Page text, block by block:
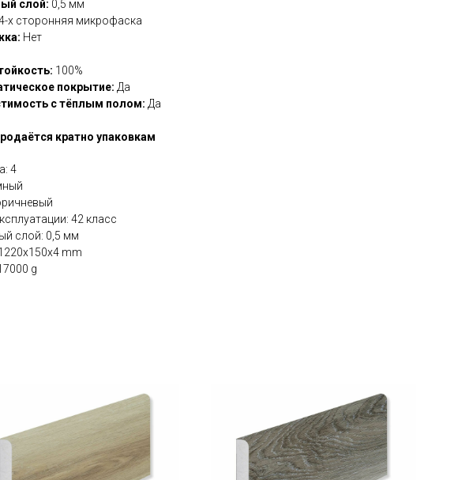
слой: 0,5 мм
х сторонняя микрофаска
Нет
100%
покрытие: Да
с тёплым полом: Да
кратно упаковкам
4
42 класс
слой: 0,5 мм
mm
g